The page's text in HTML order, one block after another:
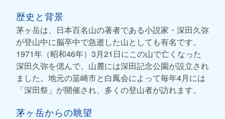
歴史と背景
茅ヶ岳は、日本百名山の著者である小説家・深田久弥
が登山中に脳卒中で急逝した山としても有名です。
1971年（昭和46年）3月21日にこの山で亡くなった
深田久弥を偲んで、山麓には深田記念公園が設立され
ました。地元の韮崎市と白鳳会によって毎年4月には
「深田祭」が開催され、多くの登山者が訪れます。
茅ヶ岳からの眺望